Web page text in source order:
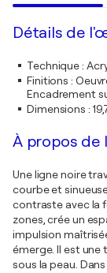
Détails de
Technique:
Finitions :
Encadrement
Dimensions :
À propos de
Une ligne noire
courbe et
contraste avec la
zones, crée un
impulsion
émerge. Il est une
sous la peau.